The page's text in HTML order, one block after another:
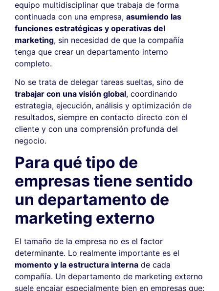
equipo multidisciplinar que trabaja de forma
continuada con una empresa, asumiendo las
funciones estratégicas y operativas del
marketing, sin necesidad de que la compañía
tenga que crear un departamento interno
completo.
No se trata de delegar tareas sueltas, sino de
trabajar con una visión global, coordinando
estrategia, ejecución, análisis y optimización de
resultados, siempre en contacto directo con el
cliente y con una comprensión profunda del
negocio.
Para qué tipo de
empresas tiene sentido
un departamento de
marketing externo
El tamaño de la empresa no es el factor
determinante. Lo realmente importante es el
momento y la estructura interna de cada
compañía. Un departamento de marketing externo
suele encajar especialmente bien en empresas que: